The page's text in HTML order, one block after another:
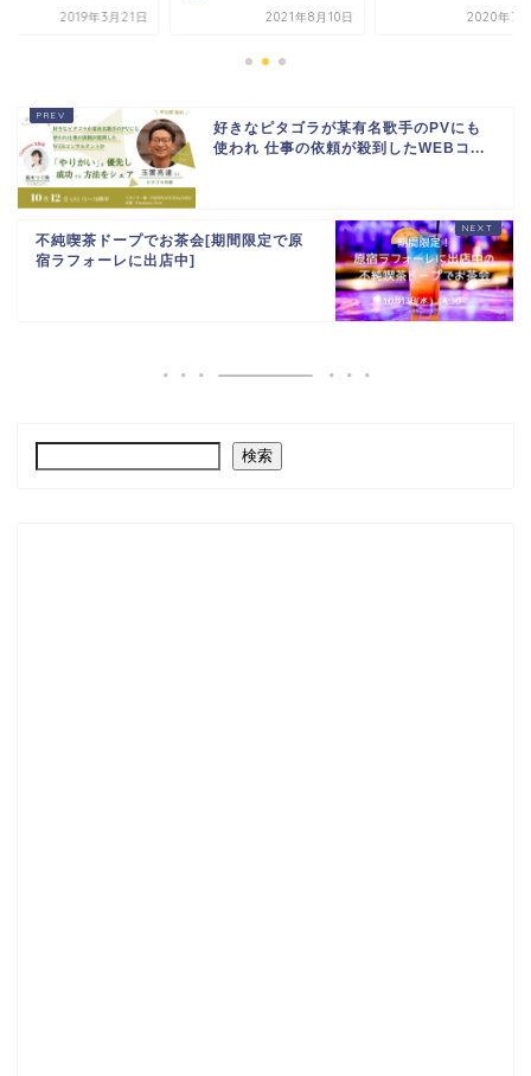
2019年3月21日 2021年8月10日 2020年7
好きなピタゴラが某有名歌手のPVにも
使われ 仕事の依頼が殺到したWEBコ...
不純喫茶ドープでお茶会[期間限定で原
宿ラフォーレに出店中]
検索